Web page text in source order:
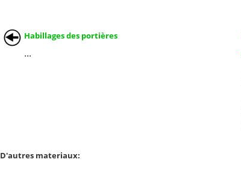
Habillages des portières
...
D'autres materiaux: